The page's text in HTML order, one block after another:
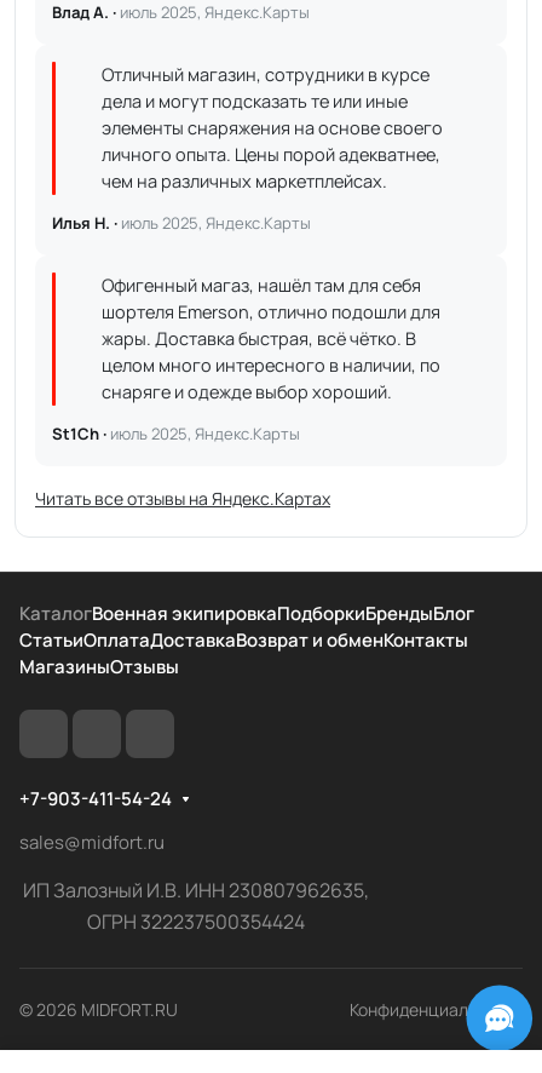
Влад А. · июль 2025, Яндекс.Карты
Отличный магазин, сотрудники в курсе
дела и могут подсказать те или иные
элементы снаряжения на основе своего
личного опыта. Цены порой адекватнее,
чем на различных маркетплейсах.
Илья Н. · июль 2025, Яндекс.Карты
Офигенный магаз, нашёл там для себя
шортеля Emerson, отлично подошли для
жары. Доставка быстрая, всё чётко. В
целом много интересного в наличии, по
снаряге и одежде выбор хороший.
St1Ch · июль 2025, Яндекс.Карты
Читать все отзывы на Яндекс.Картах
КаталогВоенная экипировкаПодборкиБрендыБлог
СтатьиОплатаДоставкаВозврат и обменКонтакты
МагазиныОтзывы
+7-903-411-54-24
sales@midfort.ru
ИП Залозный И.В. ИНН 230807962635,
ОГРН 322237500354424
© 2026 MIDFORT.RU Конфиденциальность